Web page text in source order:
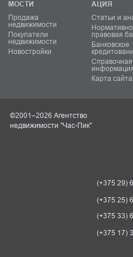
МОСТИ
Продажа
недвижимости
Покупатели
недвижимости
Новостройки
АЦИЯ
Статьи и
правовая
Банковское
Справочная
Карта сайта
©2001–2026 Агентство
недвижимости "Час-Пик"
(+375 29)
(+375 25)
(+375 33)
(+375 17)